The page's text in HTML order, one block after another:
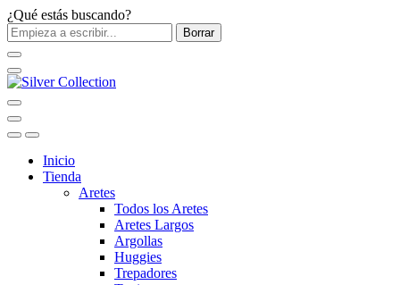
¿Qué estás buscando?
Borrar
Inicio
Tienda
Aretes
Todos los Aretes
Aretes Largos
Argollas
Huggies
Trepadores